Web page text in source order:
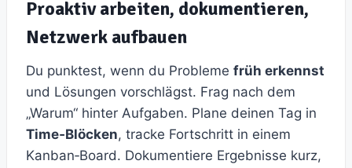
Proaktiv arbeiten, dokumentieren,
Netzwerk aufbauen
Du punktest, wenn du Probleme früh erkennst
und Lösungen vorschlägst. Frag nach dem
„Warum“ hinter Aufgaben. Plane deinen Tag in
Time‑Blöcken, tracke Fortschritt in einem
Kanban‑Board. Dokumentiere Ergebnisse kurz,